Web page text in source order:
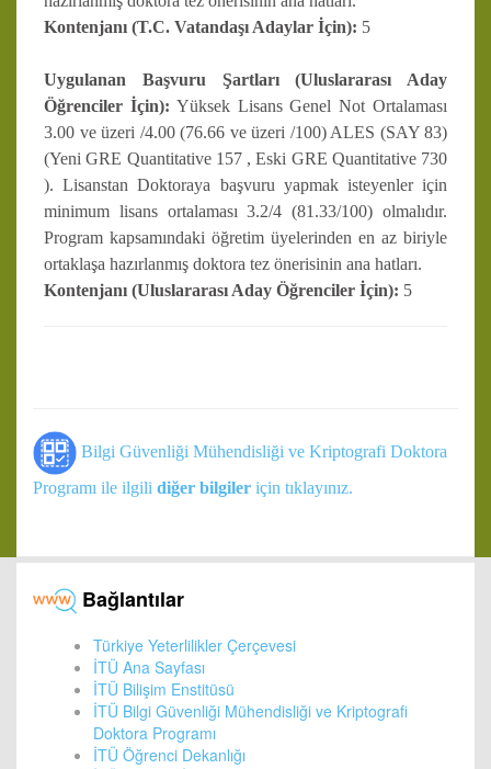
Kontenjanı (T.C. Vatandaşı Adaylar İçin): 5
Uygulanan Başvuru Şartları (Uluslararası Aday
Öğrenciler İçin): Yüksek Lisans Genel Not Ortalaması
3.00 ve üzeri /4.00 (76.66 ve üzeri /100) ALES (SAY 83)
(Yeni GRE Quantitative 157 , Eski GRE Quantitative 730
). Lisanstan Doktoraya başvuru yapmak isteyenler için
minimum lisans ortalaması 3.2/4 (81.33/100) olmalıdır.
Program kapsamındaki öğretim üyelerinden en az biriyle
ortaklaşa hazırlanmış doktora tez önerisinin ana hatları.
Kontenjanı (Uluslararası Aday Öğrenciler İçin): 5
Bilgi Güvenliği Mühendisliği ve Kriptografi Doktora
Programı ile ilgili diğer bilgiler için tıklayınız.
Bağlantılar
Türkiye Yeterlilikler Çerçevesi
İTÜ Ana Sayfası
İTÜ Bilişim Enstitüsü
İTÜ Bilgi Güvenliği Mühendisliği ve Kriptografi
Doktora Programı
İTÜ Öğrenci Dekanlığı